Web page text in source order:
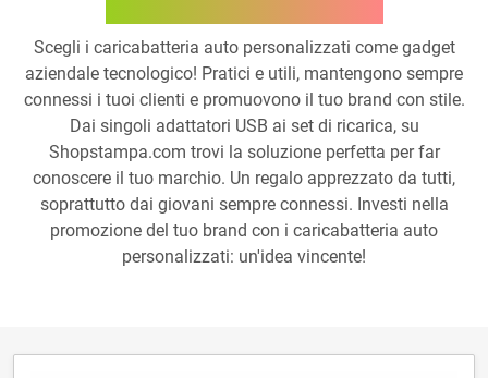
Scegli i caricabatteria auto personalizzati come gadget
aziendale tecnologico! Pratici e utili, mantengono sempre
connessi i tuoi clienti e promuovono il tuo brand con stile.
Dai singoli adattatori USB ai set di ricarica, su
Shopstampa.com trovi la soluzione perfetta per far
conoscere il tuo marchio. Un regalo apprezzato da tutti,
soprattutto dai giovani sempre connessi. Investi nella
promozione del tuo brand con i caricabatteria auto
personalizzati: un'idea vincente!